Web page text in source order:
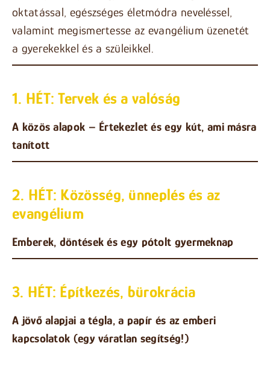
oktatással, egészséges életmódra neveléssel,
valamint megismertesse az evangélium üzenetét
a gyerekekkel és a szüleikkel.
1. HÉT: Tervek és a valóság
A közös alapok – Értekezlet és egy kút, ami másra
tanított
2. HÉT: Közösség, ünneplés és az
evangélium
Emberek, döntések és egy pótolt gyermeknap
3. HÉT: Építkezés, bürokrácia
A jövő alapjai a tégla, a papír és az emberi
kapcsolatok (egy váratlan segítség!)